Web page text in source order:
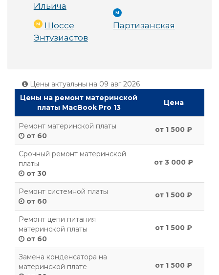
Ильича
Шоссе
Энтузиастов
Партизанская
Цены актуальны на 09 авг 2026
Цены на ремонт материнской
платы MacBook Pro 13
Цена
Ремонт материнской платы
от 60
от 1 500 ₽
Срочный ремонт материнской
платы
от 30
от 3 000 ₽
Ремонт системной платы
от 60
от 1 500 ₽
Ремонт цепи питания
материнской платы
от 60
от 1 500 ₽
Замена конденсатора на
материнской плате
от 1 500 ₽